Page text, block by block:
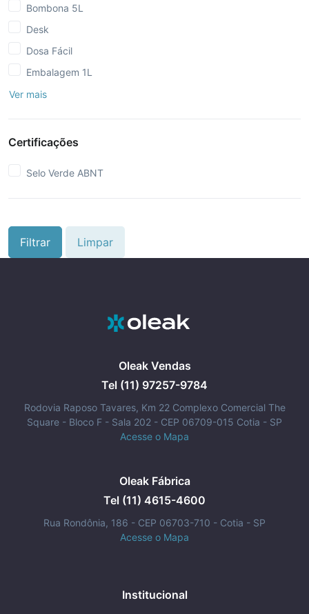
Bombona 5L
Desk
Dosa Fácil
Embalagem 1L
Ver mais
Certificações
Selo Verde ABNT
Filtrar Limpar
Oleak Vendas
Tel (11) 97257-9784
Rodovia Raposo Tavares, Km 22 Complexo Comercial The
Square - Bloco F - Sala 202 - CEP 06709-015 Cotia - SP
Acesse o Mapa
Oleak Fábrica
Tel (11) 4615-4600
Rua Rondônia, 186 - CEP 06703-710 - Cotia - SP
Acesse o Mapa
Institucional